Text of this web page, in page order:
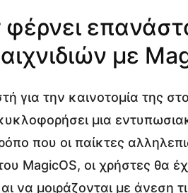
με
για την καινοτομία της
μια
που οι παίκτες
MagicOS, οι χρήστες θα
να μοιράζονται με άνεση